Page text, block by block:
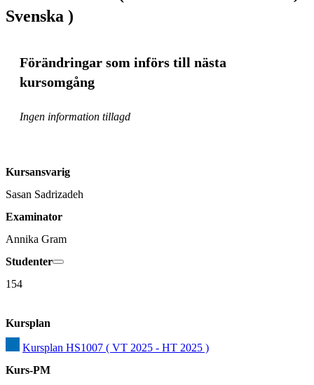
Svenska )
Förändringar som införs till nästa
kursomgång
Ingen information tillagd
Kursansvarig
Sasan Sadrizadeh
Examinator
Annika Gram
Studenter
154
Kursplan
Kursplan HS1007 ( VT 2025 - HT 2025 )
Kurs-PM